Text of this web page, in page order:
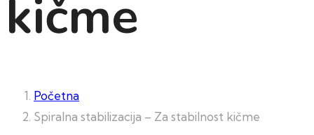
kičme
Početna
Spiralna stabilizacija – Za stabilnost kičme